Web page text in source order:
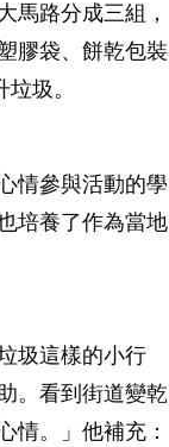
馬路分成三組，
膠袋、餅乾包裝
圾。
情參與活動的學
培養了作為當地
圾這樣的小行
。看到街道變乾
情。」他補充：